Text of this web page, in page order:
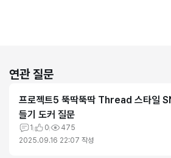
연관 질문
프로젝트5 뚝딱뚝딱 Thread 스타일
들기 도커 질문
1 0
475
2025.09.16 22:07 작성